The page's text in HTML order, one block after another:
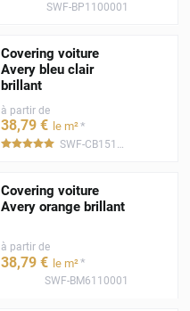
SWF-BP1100001
Covering voiture
Avery bleu clair
brillant
à partir de
38,79 € le m²*
*****
Covering voiture
Avery orange brillant
à partir de
38,79 € le m²*
SWF-BM6110001